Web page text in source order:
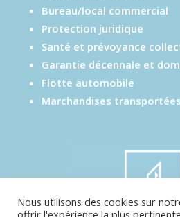
Bureau/local commercial
Protection juridique
Santé et prévoyance
Garantie décennale et
Flotte automobile
Marchandises transportées
Nous utilisons des cookies sur
offrir l'expérience la plus